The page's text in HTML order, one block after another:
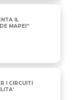
IL NUOVO TEAM
IL
MAPEI”
CIRCUITI
I CIRCUITI